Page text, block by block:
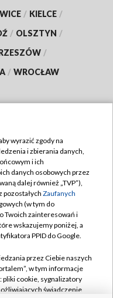
/ KIELCE /
/ OLSZTYN /
/
/ WROCŁAW
wyrazić zgody na
i zbierania danych,
i ich
danych osobowych przez
dalej również „TVP”),
pozostałych Zaufanych
(w tym do
Twoich zainteresowań i
wskazujemy poniżej, a
PPID do Google.
przez Ciebie naszych
w tym informacje
pliki cookie, sygnalizatory
świadczenie